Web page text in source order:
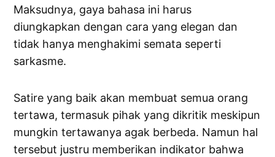
Maksudnya, gaya bahasa ini harus
diungkapkan dengan cara yang elegan dan
tidak hanya menghakimi semata seperti
sarkasme.
Satire yang baik akan membuat semua orang
tertawa, termasuk pihak yang dikritik meskipun
mungkin tertawanya agak berbeda. Namun hal
tersebut justru memberikan indikator bahwa